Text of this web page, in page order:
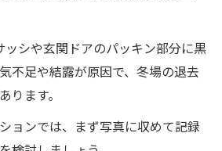
シや玄関ドアのパッキン部分に黒
不足や結露が原因で、冬場の退去
ります。
ョンでは、まず写真に収めて記録